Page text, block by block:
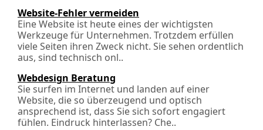
Website-Fehler vermeiden
Eine Website ist heute eines der wichtigsten
Werkzeuge für Unternehmen. Trotzdem erfüllen
viele Seiten ihren Zweck nicht. Sie sehen ordentlich
aus, sind technisch onl..
Webdesign Beratung
Sie surfen im Internet und landen auf einer
Website, die so überzeugend und optisch
ansprechend ist, dass Sie sich sofort engagiert
fühlen. Eindruck hinterlassen? Che..